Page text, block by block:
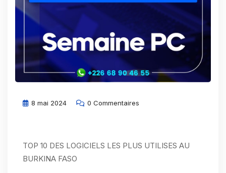
8 mai 2024 0 Commentaires
TOP 10 DES LOGICIELS LES PLUS UTILISES AU
BURKINA FASO